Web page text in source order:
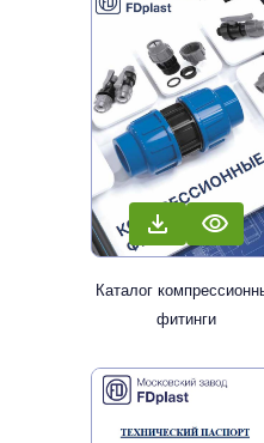
Каталог
фитинги